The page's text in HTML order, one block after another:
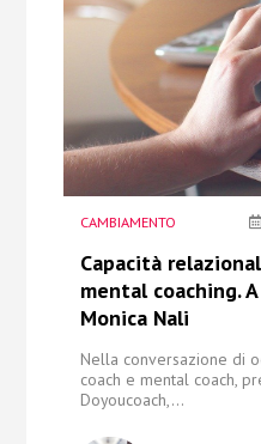
CAMBIAMENTO
Capacità
mental coaching.
Monica Nali
Nella conversazione di
coach e mental coach,
Doyoucoach,...